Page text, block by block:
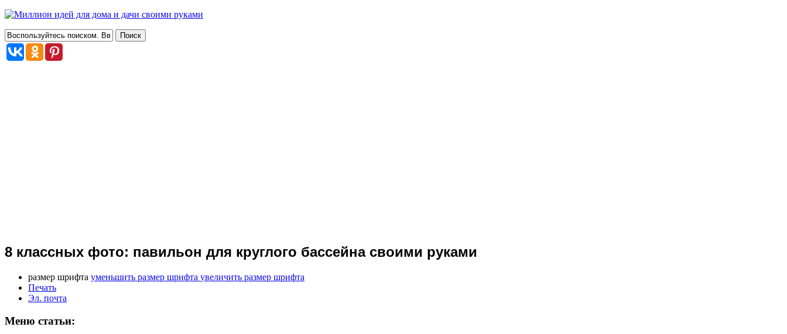
8 классных фото: павильон для круглого бассейна своими руками
размер шрифта уменьшить размер шрифта увеличить размер шрифта
Печать
Эл. почта
Меню статьи: